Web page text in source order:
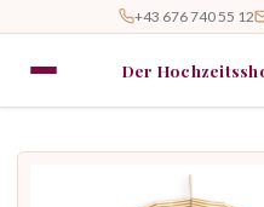
+43 676 740 55 12
Der